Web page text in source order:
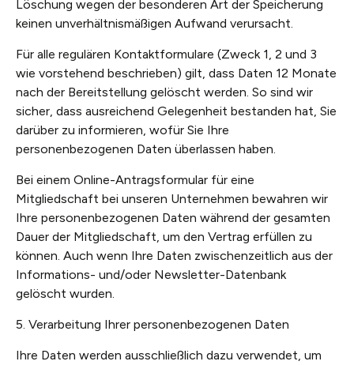
Löschung wegen der besonderen Art der Speicherung
keinen unverhältnismäßigen Aufwand verursacht.
Für alle regulären Kontaktformulare (Zweck 1, 2 und 3
wie vorstehend beschrieben) gilt, dass Daten 12 Monate
nach der Bereitstellung gelöscht werden. So sind wir
sicher, dass ausreichend Gelegenheit bestanden hat, Sie
darüber zu informieren, wofür Sie Ihre
personenbezogenen Daten überlassen haben.
Bei einem Online-Antragsformular für eine
Mitgliedschaft bei unseren Unternehmen bewahren wir
Ihre personenbezogenen Daten während der gesamten
Dauer der Mitgliedschaft, um den Vertrag erfüllen zu
können. Auch wenn Ihre Daten zwischenzeitlich aus der
Informations- und/oder Newsletter-Datenbank
gelöscht wurden.
5. Verarbeitung Ihrer personenbezogenen Daten
Ihre Daten werden ausschließlich dazu verwendet, um